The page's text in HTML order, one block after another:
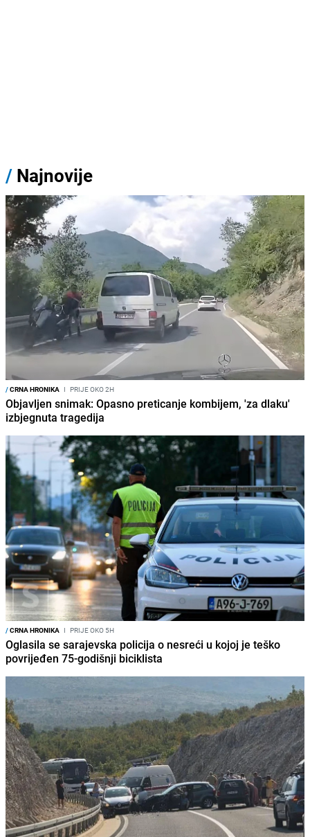
/ Najnovije
/CRNA HRONIKA I PRIJE OKO 2H
Objavljen snimak: Opasno preticanje kombijem, 'za dlaku'
izbjegnuta tragedija
/CRNA HRONIKA I PRIJE OKO 5H
Oglasila se sarajevska policija o nesreći u kojoj je teško
povrijeđen 75-godišnji biciklista